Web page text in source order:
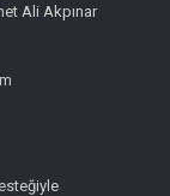
Ali Akpınar